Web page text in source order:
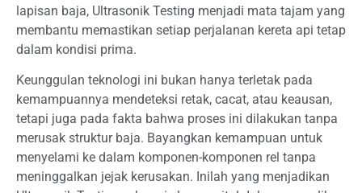
lapisan baja, Ultrasonik Testing menjadi mata tajam yang
membantu memastikan setiap perjalanan kereta api tetap
dalam kondisi prima.
Keunggulan teknologi ini bukan hanya terletak pada
kemampuannya mendeteksi retak, cacat, atau keausan,
tetapi juga pada fakta bahwa proses ini dilakukan tanpa
merusak struktur baja. Bayangkan kemampuan untuk
menyelami ke dalam komponen-komponen rel tanpa
meninggalkan jejak kerusakan. Inilah yang menjadikan